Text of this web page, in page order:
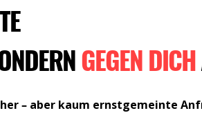
GEGEN DICH
– aber kaum ernstgemeinte